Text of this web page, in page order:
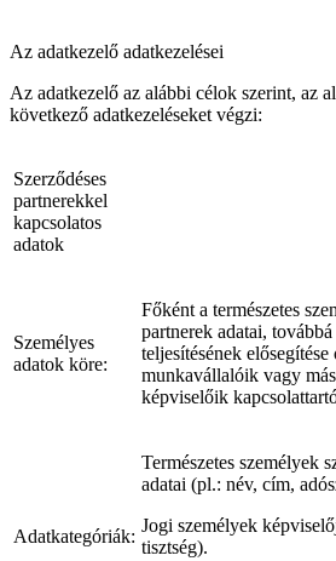
Az adatkezelő adatkezelései
Az adatkezelő az alábbi célok szerint, az
következő adatkezeléseket végzi:
Szerződéses
partnerekkel
kapcsolatos
adatok
Személyes
adatok köre:
Főként a természetes
partnerek adatai,
teljesítésének
munkavállalóik vagy
képviselőik
Adatkategóriák:
Természetes személyek
adatai (pl.: név, cím,
Jogi személyek
tisztség).